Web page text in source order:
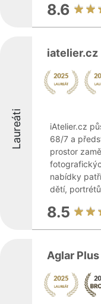
8.6
Laureáti
iatelier.cz
iAtelier.cz
68/7 a
prostor
nabídky
dětí,
8.5
Aglar Plus